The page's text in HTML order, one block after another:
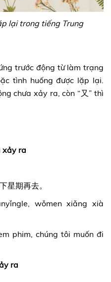
lại trong tiếng Trung
trước động từ làm trạng
tình huống được lặp lại.
chưa xảy ra, còn “又” thì
xảy ra
星期再去。
wǒmen xiǎng xià
phim, chúng tôi muốn đi
ra